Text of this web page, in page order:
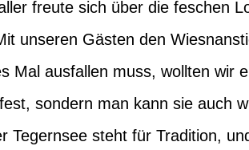
freute sich über die feschen
unseren Gästen den
Mal ausfallen muss, wollten wir
sondern man kann sie auch
Tegernsee steht für Tradition,